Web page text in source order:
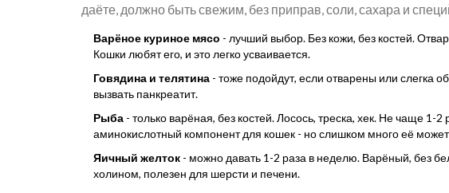
даёте, должно быть свежим, без приправ, соли, сахара и
Варёное куриное мясо - лучший выбор. Без кожи, без костей.
Кошки любят его, и это легко усваивается.
Говядина и телятина - тоже подойдут, если отварены или слегка
вызвать панкреатит.
Рыба - только варёная, без костей. Лосось, треска, хек. Не чаще
аминокислотный компонент для кошек - но слишком много её
Яичный желток - можно давать 1-2 раза в неделю. Варёный, без
холином, полезен для шерсти и печени.